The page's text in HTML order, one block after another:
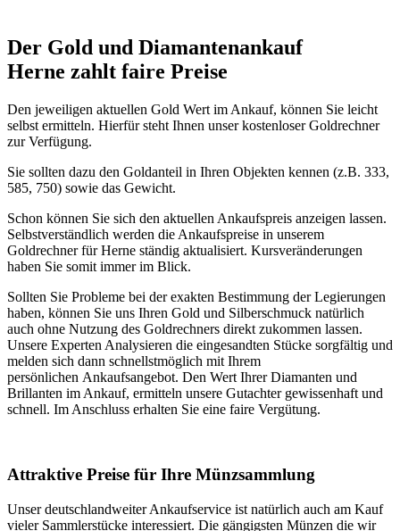
Der Gold und Diamantenankauf
Herne zahlt faire Preise​
Den jeweiligen aktuellen Gold Wert im Ankauf, können Sie leicht
selbst ermitteln. Hierfür steht Ihnen unser kostenloser Goldrechner
zur Verfügung.
Sie sollten dazu den Goldanteil in Ihren Objekten kennen (z.B. 333,
585, 750) sowie das Gewicht.
Schon können Sie sich den aktuellen Ankaufspreis anzeigen lassen.
Selbstverständlich werden die Ankaufspreise in unserem
Goldrechner für Herne ständig aktualisiert. Kursveränderungen
haben Sie somit immer im Blick.
Sollten Sie Probleme bei der exakten Bestimmung der Legierungen
haben, können Sie uns Ihren Gold und Silberschmuck natürlich
auch ohne Nutzung des Goldrechners direkt zukommen lassen.
Unsere Experten Analysieren die eingesandten Stücke sorgfältig und
melden sich dann schnellstmöglich mit Ihrem
persönlichen Ankaufsangebot. Den Wert Ihrer Diamanten und
Brillanten im Ankauf, ermitteln unsere Gutachter gewissenhaft und
schnell. Im Anschluss erhalten Sie eine faire Vergütung.
Attraktive Preise für Ihre Münzsammlung
Unser deutschlandweiter Ankaufservice ist natürlich auch am Kauf
vieler Sammlerstücke interessiert. Die gängigsten Münzen die wir